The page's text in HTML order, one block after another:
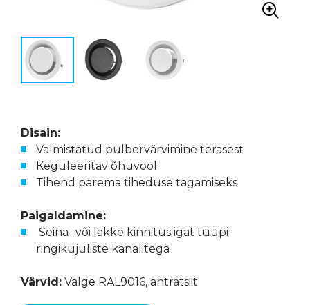
Disain:
Valmistatud pulbervärvimine terasest
Кeguleeritav õhuvool
Tihend parema tiheduse tagamiseks
Paigaldamine:
Seina- või lakke kinnitus igat tüüpi
ringikujuliste kanalitega
Värvid: Valge RAL9016, antratsiit